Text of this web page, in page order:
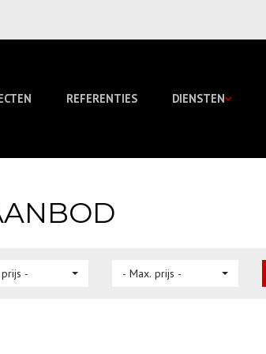
REFERENTIES DIENSTEN
- - Max. prijs -